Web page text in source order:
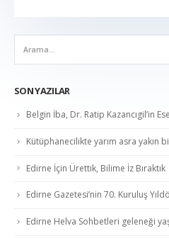
SON YAZILAR
Belgin İba, Dr. Ratip Kazancıgil’in
Kütüphanecilikte yarım asra yakın
Edirne İçin Ürettik, Bilime İz Bıraktık
Edirne Gazetesi’nin 70. Kuruluş
Edirne Helva Sohbetleri geleneği